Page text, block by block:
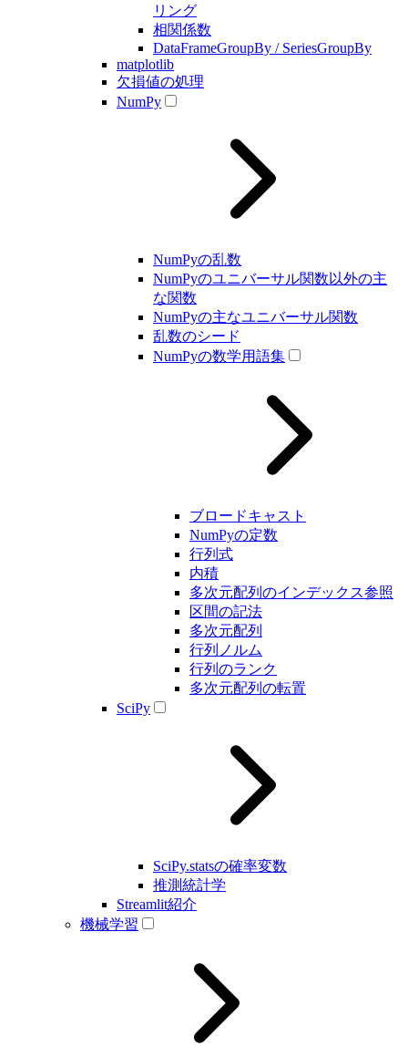
リング
相関係数
DataFrameGroupBy / SeriesGroupBy
matplotlib
欠損値の処理
NumPy
NumPyの乱数
NumPyのユニバーサル関数以外の主
な関数
NumPyの主なユニバーサル関数
乱数のシード
NumPyの数学用語集
ブロードキャスト
NumPyの定数
行列式
内積
多次元配列のインデックス参照
区間の記法
多次元配列
行列ノルム
行列のランク
多次元配列の転置
SciPy
SciPy.statsの確率変数
推測統計学
Streamlit紹介
機械学習